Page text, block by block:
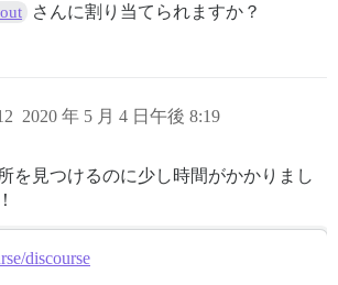
さんに割り当てられますか？
2020 年 5 月 4 日午後 8:19
を見つけるのに少し時間がかかりまし
discourse